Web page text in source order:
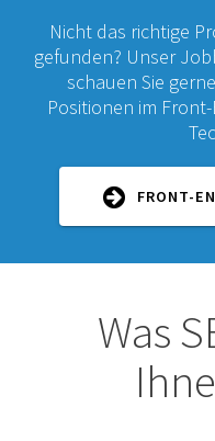
Nicht das richtige
gefunden? Unser
schauen Sie
Positionen im
FRONT-
Was